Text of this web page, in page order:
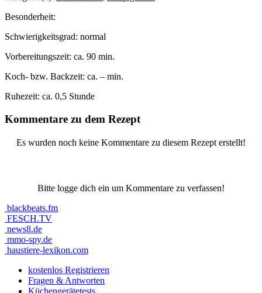
Besonderheit:
Schwierigkeitsgrad: normal
Vorbereitungszeit: ca. 90 min.
Koch- bzw. Backzeit: ca. – min.
Ruhezeit: ca. 0,5 Stunde
Kommentare zu dem Rezept
Es wurden noch keine Kommentare zu diesem Rezept erstellt!
Bitte logge dich ein um Kommentare zu verfassen!
blackbeats.fm
FESCH.TV
news8.de
mmo-spy.de
haustiere-lexikon.com
kostenlos Registrieren
Fragen & Antworten
Küchengerätetests